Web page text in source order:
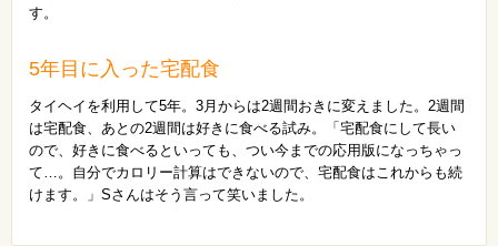
す。
5年目に入った宅配食
タイヘイを利用して5年。3月からは2週間おきに変えました。2週間
は宅配食、あとの2週間は好きに食べる試み。「宅配食にして長い
ので、好きに食べるといっても、つい今までの応用版になっちゃっ
て…。自分でカロリー計算はできないので、宅配食はこれからも続
けます。」Sさんはそう言って笑いました。